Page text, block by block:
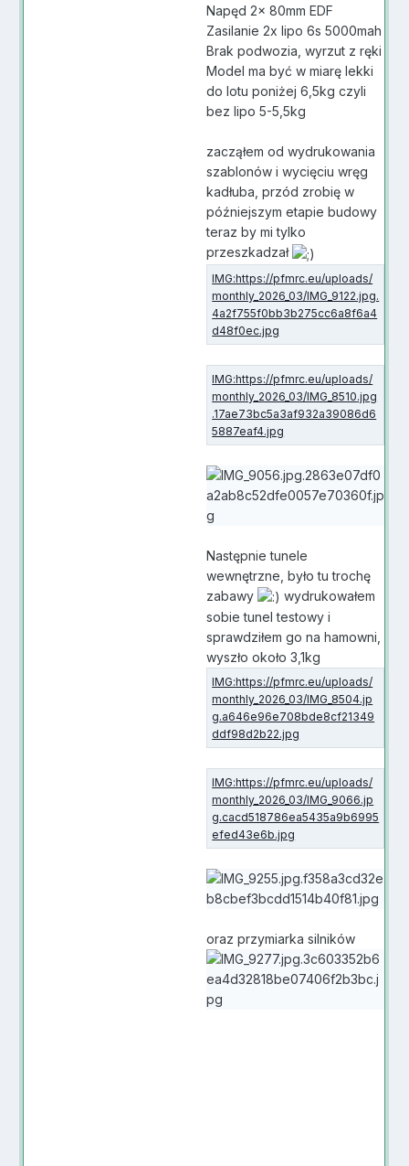
Napęd 2x 80mm EDF
Zasilanie 2x lipo 6s 5000mah
Brak podwozia, wyrzut z ręki
Model ma być w miarę lekki
do lotu poniżej 6,5kg czyli
bez lipo 5-5,5kg
zacząłem od wydrukowania
szablonów i wycięciu wręg
kadłuba, przód zrobię w
późniejszym etapie budowy
teraz by mi tylko
przeszkadzał
Następnie tunele
wewnętrzne, było tu trochę
zabawy
wydrukowałem
sobie tunel testowy i
sprawdziłem go na hamowni,
wyszło około 3,1kg
oraz przymiarka silników